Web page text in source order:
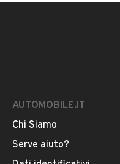
AUTOMOBILE.IT
Chi Siamo
Serve aiuto?